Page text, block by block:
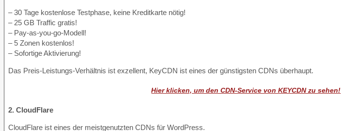
– 30 Tage kostenlose Testphase, keine Kreditkarte nötig!
– 25 GB Traffic gratis!
– Pay-as-you-go-Modell!
– 5 Zonen kostenlos!
– Sofortige Aktivierung!
Das Preis-Leistungs-Verhältnis ist exzellent, KeyCDN ist eines der günstigsten CDNs überhaupt.
Hier klicken, um den CDN-Service von KEYCDN zu sehen!
2. CloudFlare
CloudFlare ist eines der meistgenutzten CDNs für WordPress.